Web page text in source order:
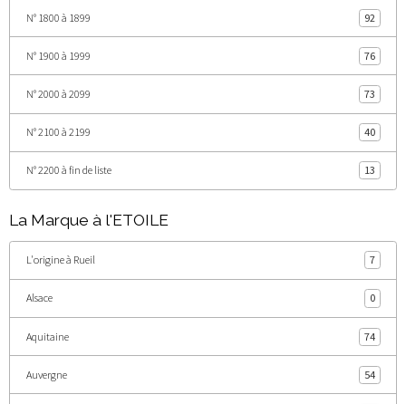
N° 1800 à 1899 92
N° 1900 à 1999 76
N° 2000 à 2099 73
N° 2100 à 2199 40
N° 2200 à fin de liste 13
La Marque à l'ETOILE
L'origine à Rueil 7
Alsace 0
Aquitaine 74
Auvergne 54